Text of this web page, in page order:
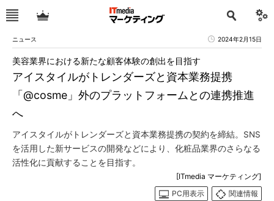
ニュース 2024年2月15日
アイスタイルがトレンダーズと資本業務提携
「@cosme」外のプラットフォームとの連携推進
へ
美容業界における新たな顧客体験の創出を目指す
アイスタイルがトレンダーズと資本業務提携の契約を締結。SNS
を活用した新サービスの開発などにより、化粧品業界のさらなる
活性化に貢献することを目指す。
[ITmedia マーケティング]
PC用表示
関連情報